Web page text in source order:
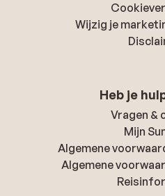
Wijzig je
Heb je
Vragen &
Mijn
Algemene
Algemene